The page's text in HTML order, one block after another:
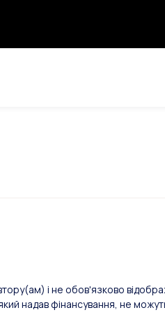
і не обов'язково
надав фінансування, не